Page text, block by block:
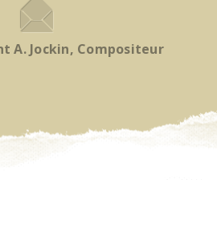
A. Jockin, Compositeur